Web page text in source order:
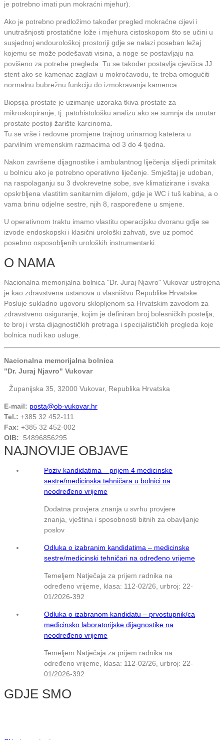
je potrebno imati pun mokraćni mjehur).
Ako je potrebno predložimo također pregled mokraćne cijevi i
unutrašnjosti prostatične lože i mjehura cistoskopom što se učini u
susjednoj endourološkoj prostoriji gdje se nalazi poseban ležaj
kojemu se može podešavati visina, a noge se postavljaju na
povišeno za potrebe pregleda. Tu se također postavlja cjevčica JJ
stent ako se kamenac zaglavi u mokroćavodu, te treba omogućiti
normalnu bubrežnu funkciju do izmokravanja kamenca.
Biopsija prostate je uzimanje uzoraka tkiva prostate za
mikroskopiranje, tj. patohistološku analizu ako se sumnja da unutar
prostate postoji žarište karcinoma.
Tu se vrše i redovne promjene trajnog urinarnog katetera u
parvilnim vremenskim razmacima od 3 do 4 tjedna.
Nakon završene dijagnostike i ambulantnog liječenja slijedi primitak
u bolnicu ako je potrebno operativno liječenje. Smještaj je udoban,
na raspolaganju su 3 dvokrevetne sobe, sve klimatizirane i svaka
opskrbljena vlastitim sanitarnim dijelom, gdje je WC i tuš kabina, a o
vama brinu odjelne sestre, njih 8, raspoređene u smjene.
U operativnom traktu imamo vlastitu operacijsku dvoranu gdje se
izvode endoskopski i klasični urološki zahvati, sve uz pomoć
posebno osposobljenih uroloških instrumentarki.
O NAMA
Nacionalna memorijalna bolnica "Dr. Juraj Njavro" Vukovar ustrojena
je kao zdravstvena ustanova u vlasništvu Republike Hrvatske.
Posluje sukladno ugovoru sklopljenom sa Hrvatskim zavodom za
zdravstveno osiguranje, kojim je definiran broj bolesničkih postelja,
te broj i vrsta dijagnostičkih pretraga i specijalističkih pregleda koje
bolnica nudi kao usluge.
Nacionalna memorijalna bolnica
"Dr. Juraj Njavro" Vukovar
Županijska 35, 32000 Vukovar, Republika Hrvatska
E-mail: posta@ob-vukovar.hr
Tel.: +385 32 452-111
Fax: +385 32 452-002
OIB:: 54896856295
NAJNOVIJE OBJAVE
Poziv kandidatima – prijem 4 medicinske
sestre/medicinska tehničara u bolnici na
neodređeno vrijeme
Dodatna provjera znanja u svrhu provjere
znanja, vještina i sposobnosti bitnih za obavljanje
poslov
Odluka o izabranim kandidatima – medicinske
sestre/medicinski tehničari na određeno vrijeme
Temeljem Natječaja za prijem radnika na
određeno vrijeme, klasa: 112-02/26, urbroj: 22-
01/2026-392
Odluka o izabranom kandidatu – prvostupnik/ca
medicinsko laboratorijske dijagnostike na
neodređeno vrijeme
Temeljem Natječaja za prijem radnika na
određeno vrijeme, klasa: 112-02/26, urbroj: 22-
01/2026-392
GDJE SMO